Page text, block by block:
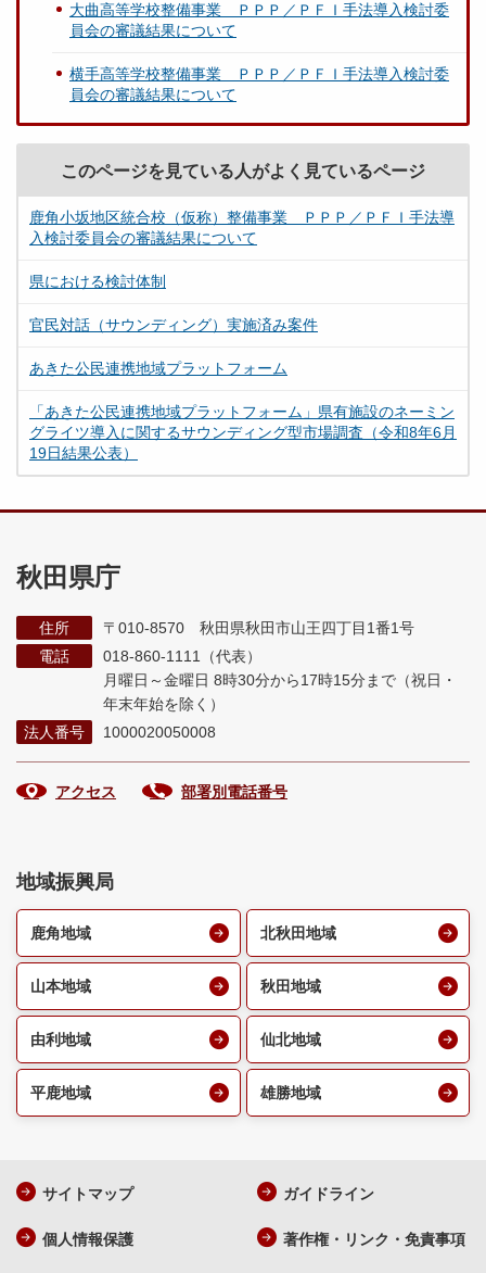
大曲高等学校整備事業 ＰＰＰ／ＰＦＩ手法導入検討委
員会の審議結果について
横手高等学校整備事業 ＰＰＰ／ＰＦＩ手法導入検討委
員会の審議結果について
このページを見ている人がよく見ているページ
鹿角小坂地区統合校（仮称）整備事業 ＰＰＰ／ＰＦＩ手法導
入検討委員会の審議結果について
県における検討体制
官民対話（サウンディング）実施済み案件
あきた公民連携地域プラットフォーム
「あきた公民連携地域プラットフォーム」県有施設のネーミン
グライツ導入に関するサウンディング型市場調査（令和8年6月
19日結果公表）
秋田県庁
住所
〒010-8570 秋田県秋田市山王四丁目1番1号
電話
018-860-1111（代表）
月曜日～金曜日 8時30分から17時15分まで （祝日・
年末年始を除く）
法人番号
1000020050008
アクセス 部署別電話番号
地域振興局
鹿角地域 北秋田地域
山本地域 秋田地域
由利地域 仙北地域
平鹿地域 雄勝地域
サイトマップ ガイドライン
個人情報保護 著作権・リンク・免責事項